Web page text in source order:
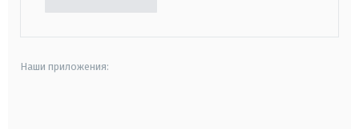
Наши приложения: